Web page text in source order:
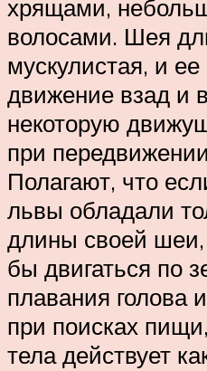
хрящами,
волосами. Шея
мускулистая, и
движение взад и
некоторую
при
Полагают, что
львы обладали
длины своей шеи,
бы двигаться по
плавания голова
при поисках
тела действует